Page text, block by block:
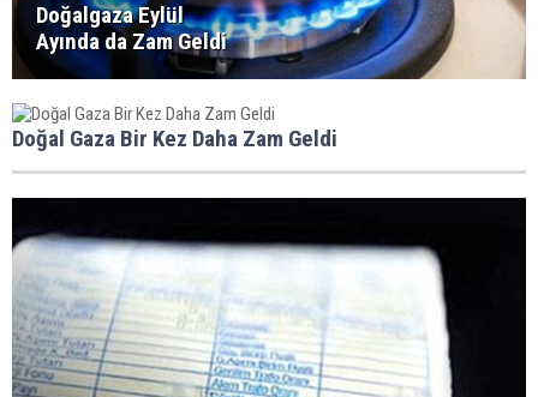
Doğalgaza Eylül
Ayında da Zam Geldi
Doğal Gaza Bir Kez Daha Zam Geldi